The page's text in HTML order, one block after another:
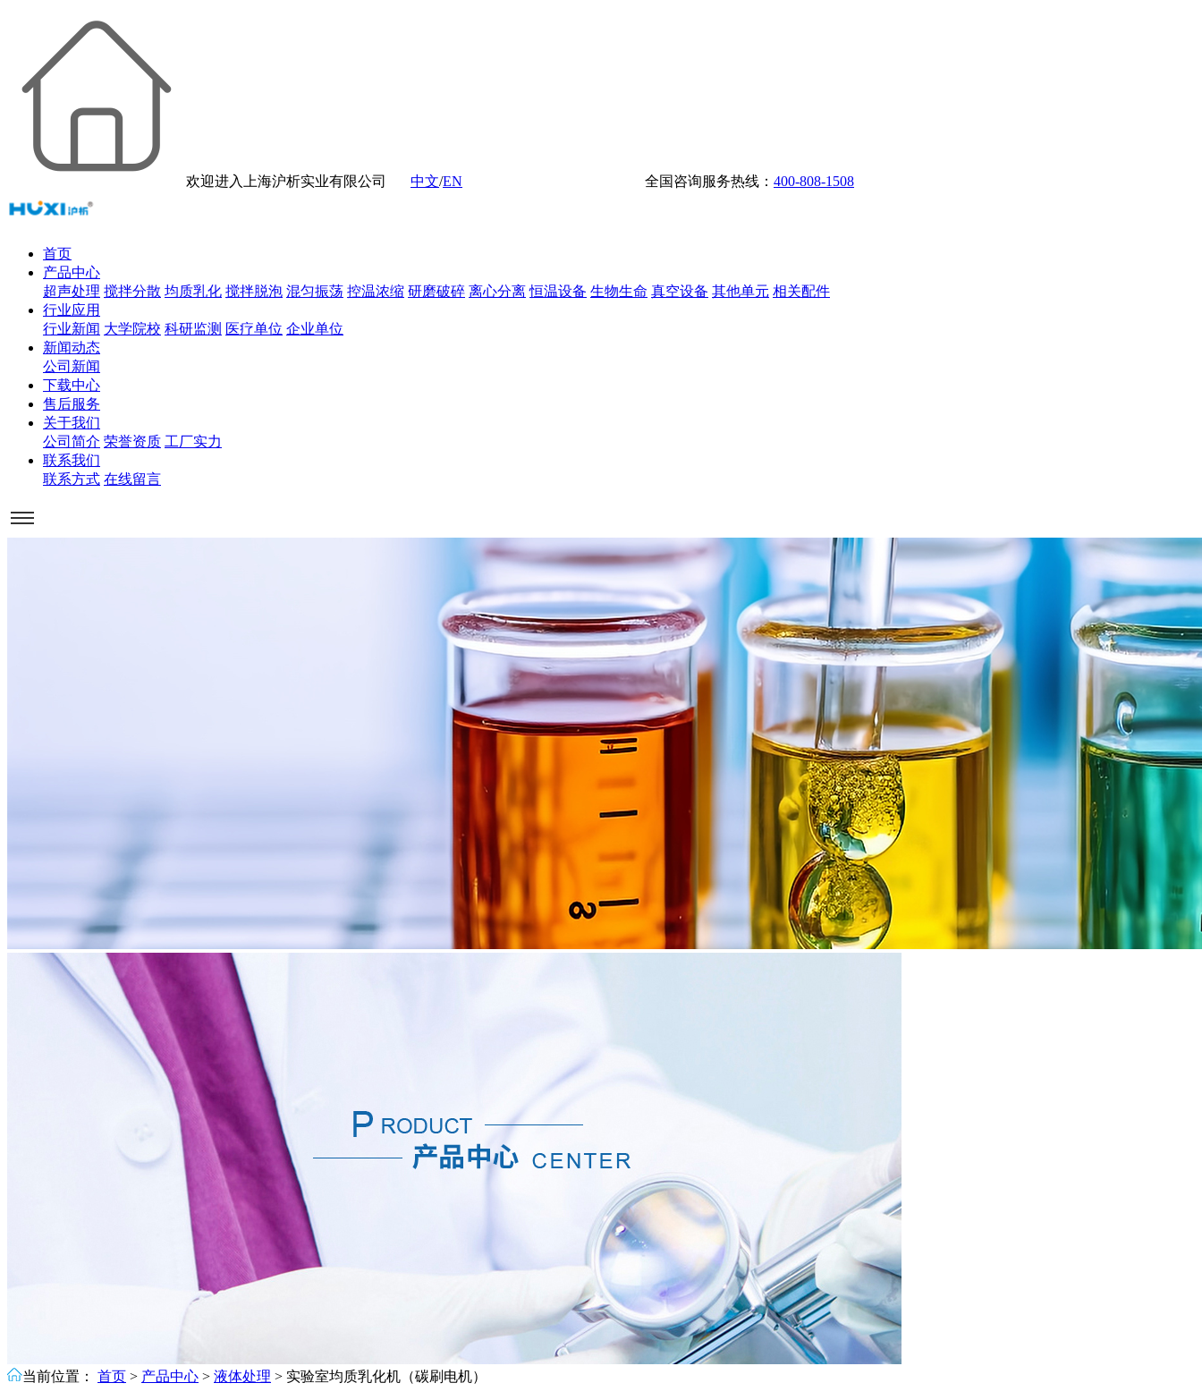
欢迎进入上海沪析实业有限公司 中文/EN 全国咨询服务热线： 400-808-1508
首页
产品中心
超声处理 搅拌分散 均质乳化 搅拌脱泡 混匀振荡 控温浓缩 研磨破碎 离心分离 恒温设备 生物生命 真空设备 其他单元 相关配件
行业应用
行业新闻 大学院校 科研监测 医疗单位 企业单位
新闻动态
公司新闻
下载中心
售后服务
关于我们
公司简介 荣誉资质 工厂实力
联系我们
联系方式 在线留言
当前位置： 首页 > 产品中心 > 液体处理 > 实验室均质乳化机（碳刷电机）